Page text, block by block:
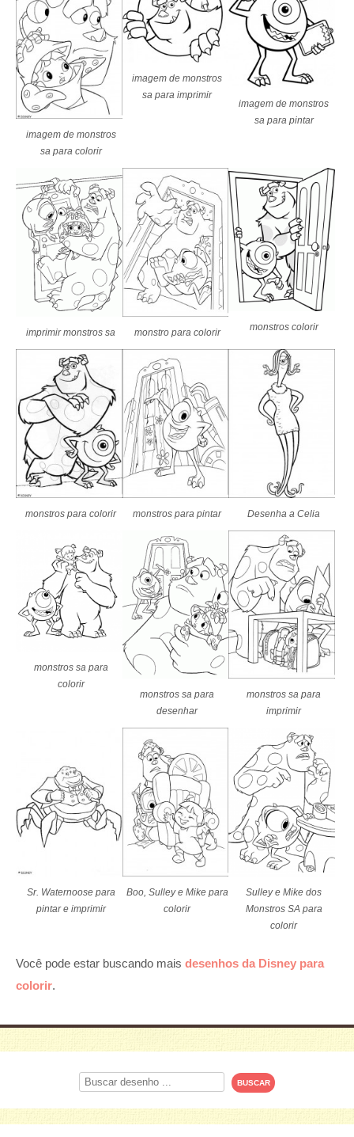
imagem de monstros
sa para colorir
imagem de monstros
sa para imprimir
imagem de monstros
sa para pintar
imprimir monstros sa monstro para colorir
monstros colorir
monstros para colorir monstros para pintar Desenha a Celia
monstros sa para
colorir
monstros sa para
desenhar
monstros sa para
imprimir
Sr. Waternoose para
pintar e imprimir
Boo, Sulley e Mike para
colorir
Sulley e Mike dos
Monstros SA para
colorir
Você pode estar buscando mais desenhos da Disney para
colorir.
Procurar